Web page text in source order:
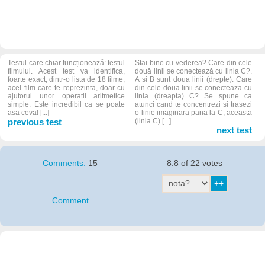
Testul care chiar funcționează: testul
filmului. Acest test va identifica,
foarte exact, dintr-o lista de 18 filme,
acel film care te reprezinta, doar cu
ajutorul unor operatii aritmetice
simple. Este incredibil ca se poate
asa ceva! [...]
previous test
Stai bine cu vederea? Care din cele
două linii se conectează cu linia C?.
A si B sunt doua linii (drepte). Care
din cele doua linii se conecteaza cu
linia (dreapta) C? Se spune ca
atunci cand te concentrezi si trasezi
o linie imaginara pana la C, aceasta
(linia C) [...]
next test
Comments: 15
Comment
8.8 of 22 votes